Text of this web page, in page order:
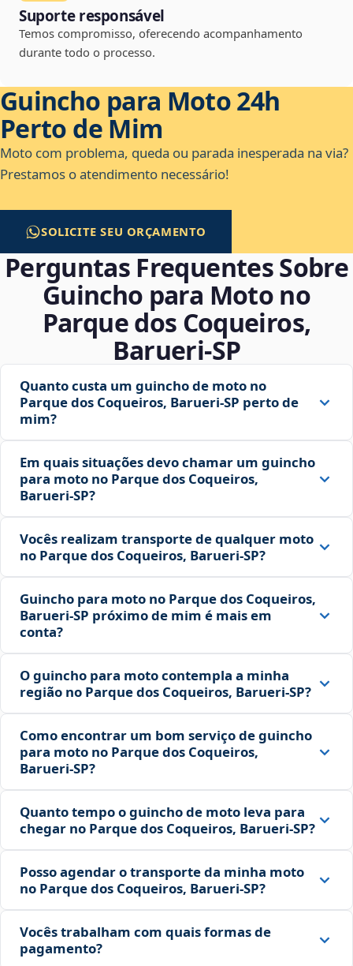
Suporte responsável
Temos compromisso, oferecendo acompanhamento
durante todo o processo.
Guincho para Moto 24h
Perto de Mim
Moto com problema, queda ou parada inesperada na via?
Prestamos o atendimento necessário!
SOLICITE SEU ORÇAMENTO
Perguntas Frequentes Sobre
Guincho para Moto no
Parque dos Coqueiros,
Barueri‑SP
Quanto custa um guincho de moto no
Parque dos Coqueiros, Barueri‑SP perto de
mim?
Em quais situações devo chamar um guincho
para moto no Parque dos Coqueiros,
Barueri‑SP?
Vocês realizam transporte de qualquer moto
no Parque dos Coqueiros, Barueri‑SP?
Guincho para moto no Parque dos Coqueiros,
Barueri‑SP próximo de mim é mais em
conta?
O guincho para moto contempla a minha
região no Parque dos Coqueiros, Barueri‑SP?
Como encontrar um bom serviço de guincho
para moto no Parque dos Coqueiros,
Barueri‑SP?
Quanto tempo o guincho de moto leva para
chegar no Parque dos Coqueiros, Barueri‑SP?
Posso agendar o transporte da minha moto
no Parque dos Coqueiros, Barueri‑SP?
Vocês trabalham com quais formas de
pagamento?